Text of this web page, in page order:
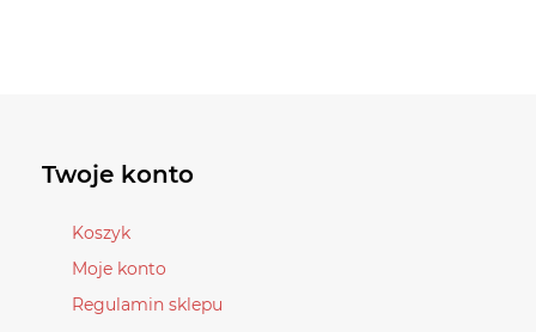
wybrać
Twoje konto
Koszyk
Moje konto
Regulamin sklepu